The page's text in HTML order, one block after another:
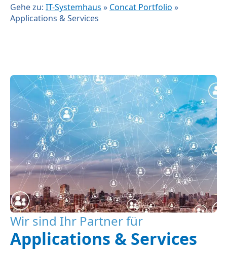
Gehe zu: IT-Systemhaus » Concat Portfolio »
Applications & Services
Wir sind Ihr Partner für
Applications & Services